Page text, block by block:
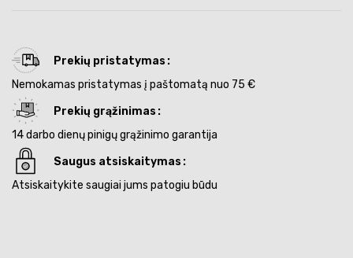
Prekių pristatymas
Nemokamas pristatymas į paštomatą nuo 75 €
Prekių grąžinimas
14 darbo dienų pinigų grąžinimo garantija
Saugus atsiskaitymas
Atsiskaitykite saugiai jums patogiu būdu